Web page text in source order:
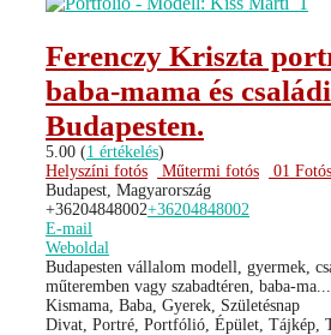
Ferenczy Kriszta
baba-mama és
Budapesten.
5.00 (1 értékelés)
Helyszíni fotós
Műtermi fotós
01 Fotós
Budapest, Magyarország
+36204848002+36204848002
E-mail
Weboldal
Budapesten vállalom modell, gyermek,
műteremben vagy szabadtéren, baba-ma...
Kismama, Baba, Gyerek, Születésnap
Divat, Portré, Portfólió, Épület, Tájkép,